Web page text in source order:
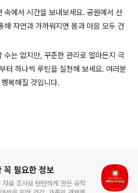
속에서 시간을 보내보세요. 공원에서 산
해 자연과 가까워지면 몸과 마음 모두 건
수는 없지만, 꾸준한 관리로 얼마든지 극
터 하나씩 루틴을 실천해 보세요. 여러분
복해질 것입니다.
필요한 정보
료 조사로 탄탄하게 만든 유학